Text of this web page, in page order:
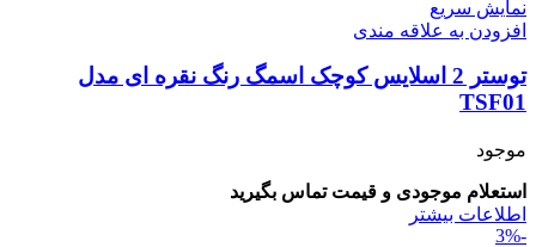
نمایش سریع
افزودن به علاقه مندی
توستر 2 اسلایس کوچک اسمگ رنگ نقره ای مدل
TSF01
موجود
استعلام موجودی و قیمت تماس بگیرید
اطلاعات بیشتر
-3%